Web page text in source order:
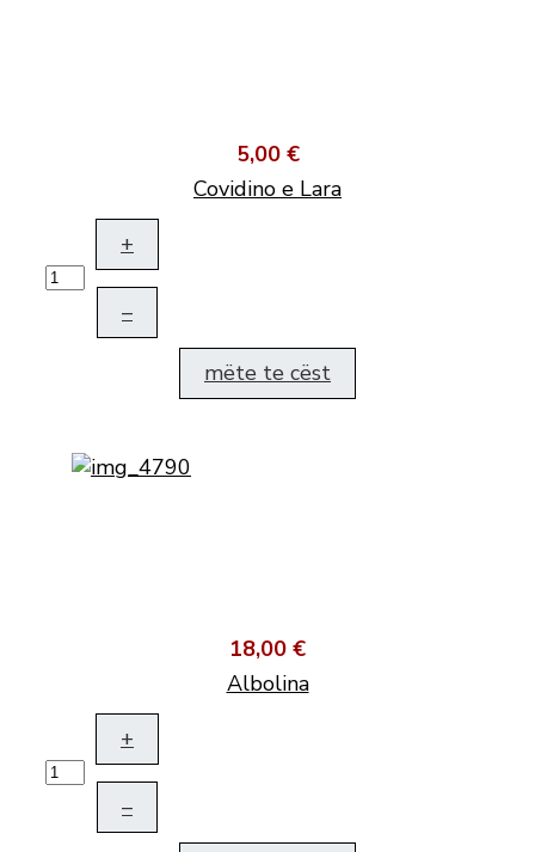
5,00 €
Covidino e Lara
+
–
mëte te cëst
18,00 €
Albolina
+
–